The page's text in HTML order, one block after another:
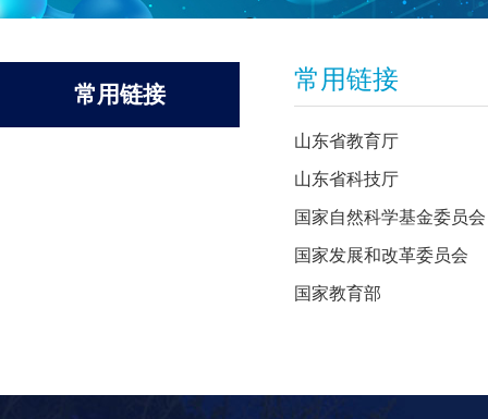
常用链接
常用链接
山东省教育厅
山东省科技厅
国家自然科学基金委员会
国家发展和改革委员会
国家教育部